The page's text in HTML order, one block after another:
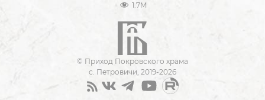
1.7M
© Приход Покровского храма
с. Петровичи, 2019-2026